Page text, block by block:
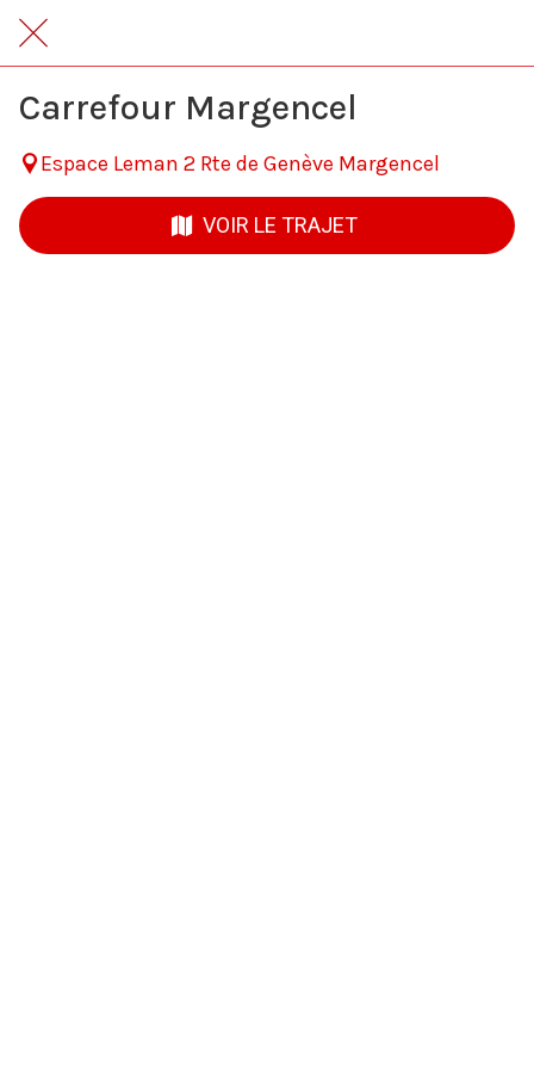
Carrefour Margencel
Espace Leman 2 Rte de Genève Margencel
VOIR LE TRAJET